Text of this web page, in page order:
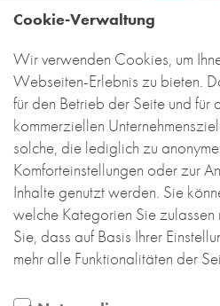
Cookie-Verwaltung
Wir verwenden Cookies, um
Webseiten-Erlebnis zu bieten.
für den Betrieb der Seite und für
kommerziellen
solche, die lediglich zu
Komforteinstellungen oder zur
Inhalte genutzt werden. Sie
welche Kategorien Sie zulassen
Sie, dass auf Basis Ihrer
mehr alle Funktionalitäten der